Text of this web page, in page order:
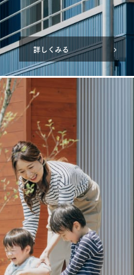
詳しくみる